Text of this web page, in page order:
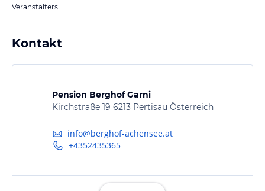
Veranstalters.
Kontakt
Pension Berghof Garni
Kirchstraße 19 6213 Pertisau Österreich
info@berghof-achensee.at
+4352435365